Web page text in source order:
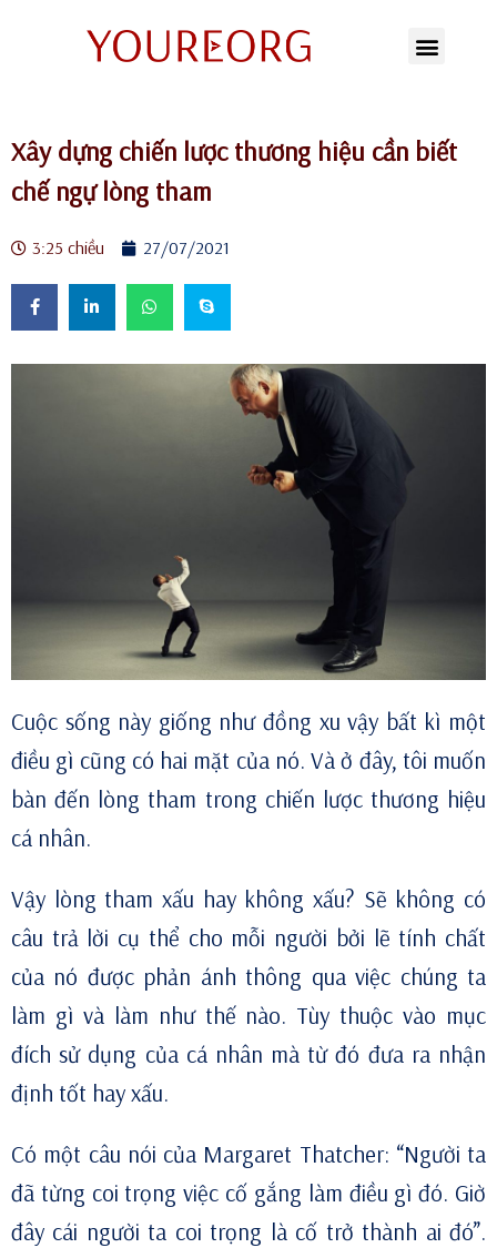
dung
Xây dựng chiến lược thương hiệu cần biết
chế ngự lòng tham
3:25 chiều 27/07/2021
Cuộc sống này giống như đồng xu vậy bất kì một
điều gì cũng có hai mặt của nó. Và ở đây, tôi muốn
bàn đến lòng tham trong chiến lược thương hiệu
cá nhân.
Vậy lòng tham xấu hay không xấu? Sẽ không có
câu trả lời cụ thể cho mỗi người bởi lẽ tính chất
của nó được phản ánh thông qua việc chúng ta
làm gì và làm như thế nào. Tùy thuộc vào mục
đích sử dụng của cá nhân mà từ đó đưa ra nhận
định tốt hay xấu.
Có một câu nói của Margaret Thatcher: “Người ta
đã từng coi trọng việc cố gắng làm điều gì đó. Giờ
đây cái người ta coi trọng là cố trở thành ai đó”.